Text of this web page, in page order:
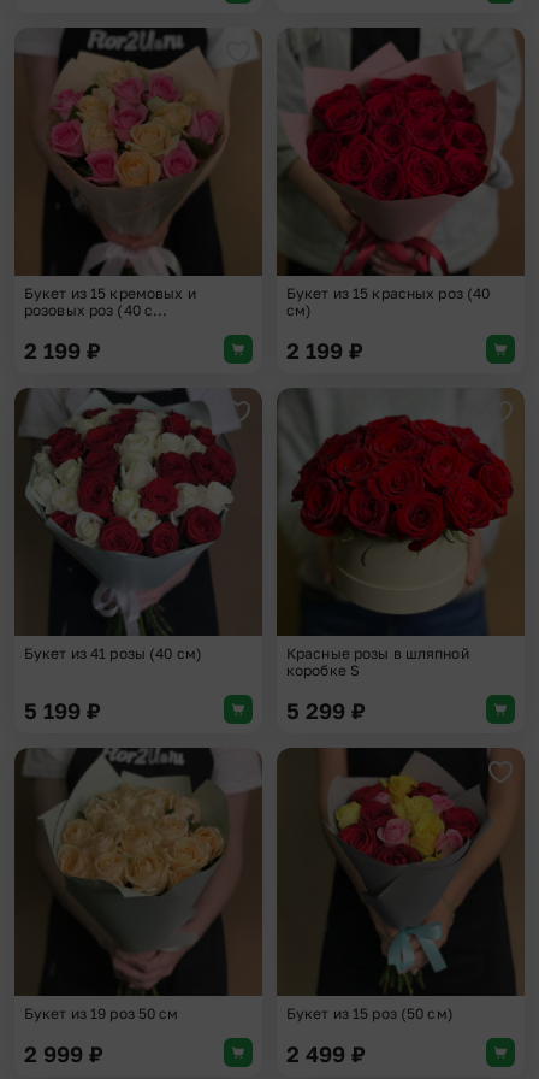
Добавить в избранное
Букет из 15 кремовых и
розовых роз (40 с...
2 199 ₽
Букет из 15 красных роз (40
см)
2 199 ₽
Добавить в избранное
Букет из 41 розы (40 см)
5 199 ₽
Красные розы в шляпной
коробке S
5 299 ₽
Добавить в избранное
Букет из 19 роз 50 см
2 999 ₽
Букет из 15 роз (50 см)
2 499 ₽